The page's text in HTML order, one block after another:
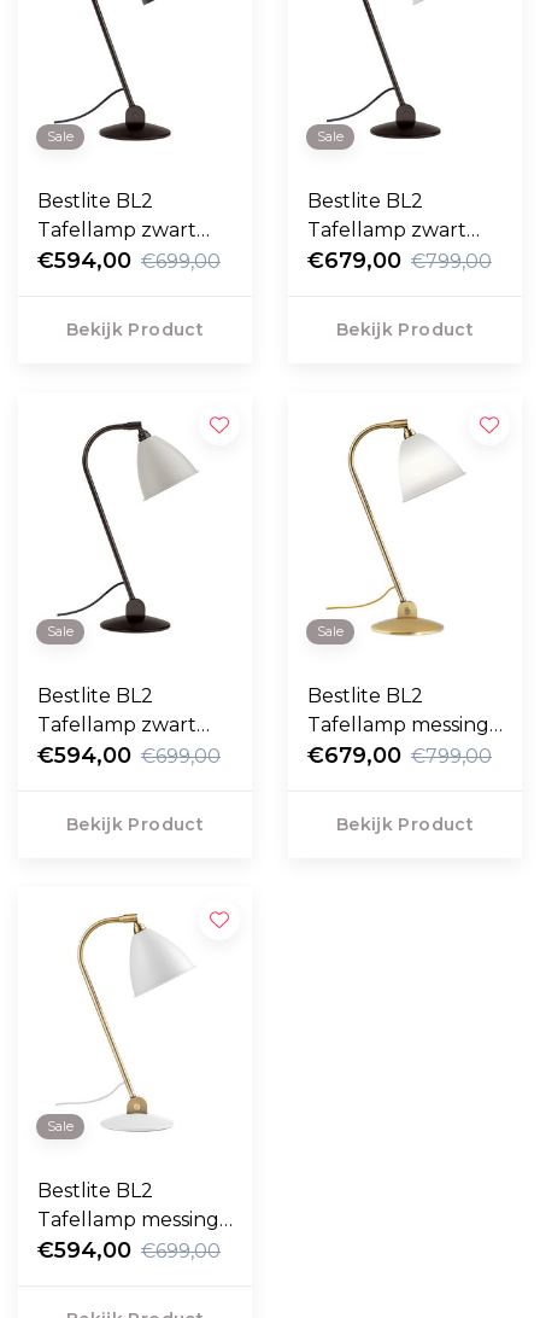
Sale
Bestlite BL2
Tafellamp zwart
messing Ø16
€594,00 €699,00
Bekijk Product
Sale
Bestlite BL2
Tafellamp zwart
messing - porselein
€679,00 €799,00
Bekijk Product
Sale
Bestlite BL2
Tafellamp zwart
messing - klassiek
€594,00 €699,00
Bekijk Product
Sale
Bestlite BL2
Tafellamp messing -
porselein Ø16
€679,00 €799,00
Bekijk Product
Sale
Bestlite BL2
Tafellamp messing -
soft wit Ø16
€594,00 €699,00